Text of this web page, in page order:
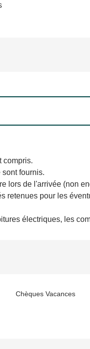
compris.
sont fournis.
lors de l'arrivée (non
retenues pour les
électriques, les
Chèques Vacances